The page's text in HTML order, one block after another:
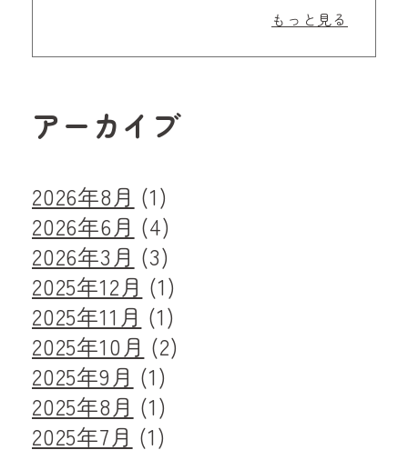
もっと見る
アーカイブ
2026年8月 (1)
2026年6月 (4)
2026年3月 (3)
2025年12月 (1)
2025年11月 (1)
2025年10月 (2)
2025年9月 (1)
2025年8月 (1)
2025年7月 (1)